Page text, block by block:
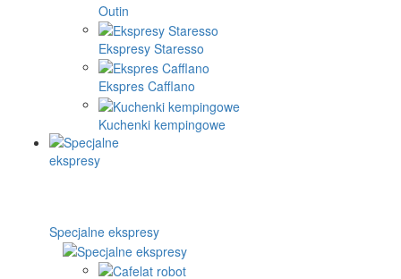
Outin
Ekspresy Staresso
Ekspres Cafflano
Kuchenki kempingowe
Specjalne ekspresy